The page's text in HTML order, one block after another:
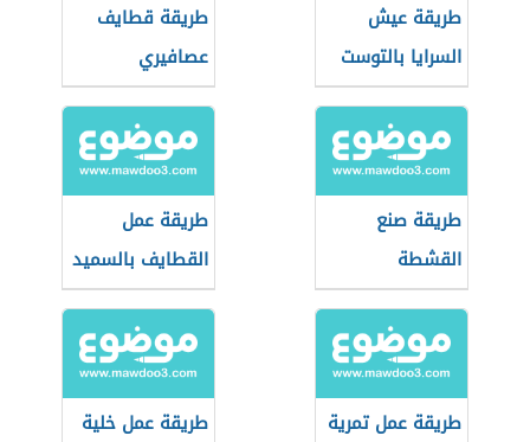
طريقة عيش
السرايا بالتوست
طريقة قطايف
عصافيري
طريقة صنع
القشطة
طريقة عمل
القطايف بالسميد
طريقة عمل تمرية
طريقة عمل خلية